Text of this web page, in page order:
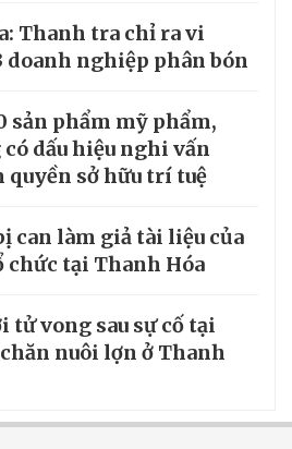
Thanh tra chỉ ra vi
doanh nghiệp phân bón
sản phẩm mỹ phẩm,
dấu hiệu nghi vấn
quyền sở hữu trí tuệ
can làm giả tài liệu của
chức tại Thanh Hóa
tử vong sau sự cố tại
nuôi lợn ở Thanh